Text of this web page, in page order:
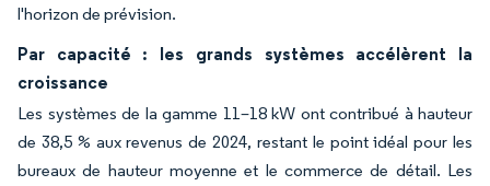
l'horizon de prévision.
Par capacité : les grands systèmes accélèrent la
croissance
Les systèmes de la gamme 11–18 kW ont contribué à hauteur
de 38,5 % aux revenus de 2024, restant le point idéal pour les
bureaux de hauteur moyenne et le commerce de détail. Les